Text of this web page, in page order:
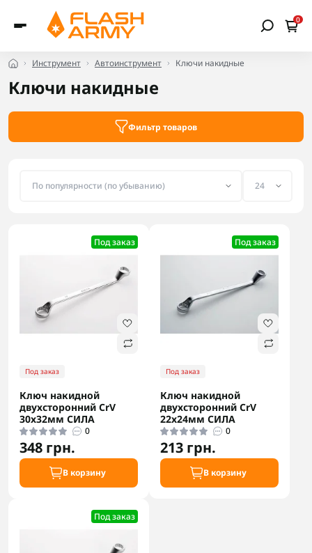
0
Инструмент Автоинструмент Ключи накидные
Ключи накидные
Фильтр товаров
Под заказ
Под заказ
Ключ накидной
двухсторонний CrV
30x32мм СИЛА
0
348 грн.
В корзину
Под заказ
Под заказ
Ключ накидной
двухсторонний CrV
22x24мм СИЛА
0
213 грн.
В корзину
Под заказ